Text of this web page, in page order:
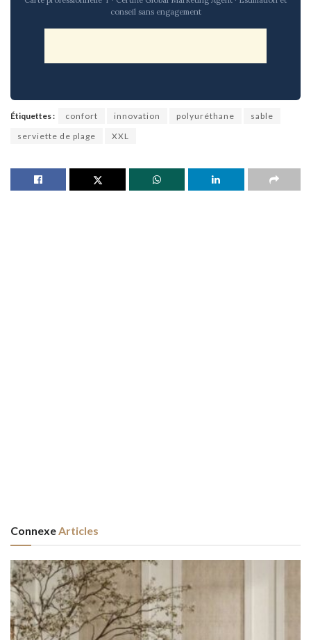
conseil sans engagement
Étiquettes : confort innovation polyuréthane
sable
serviette de plage
XXL
Connexe Articles